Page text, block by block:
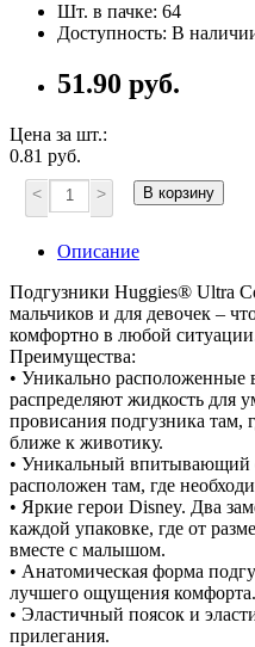
Шт. в пачке: 64
Доступность: В
51.90 руб.
Цена за шт.:
0.81 руб.
< > В корзину
Описание
Подгузники Huggies® Ultra
мальчиков и для девочек –
комфортно в любой
Преимущества:
• Уникально
распределяют жидкость для
провисания подгузника там,
ближе к животику.
• Уникальный впитывающий
расположен там, где
• Яркие герои Disney. Два
каждой упаковке, где от
вместе с малышом.
• Анатомическая форма
лучшего ощущения комфорта.
• Эластичный поясок и
прилегания.